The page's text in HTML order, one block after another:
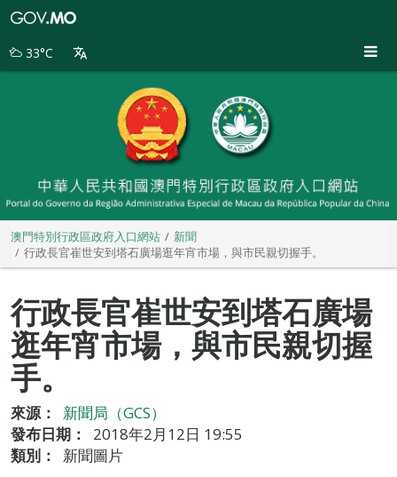
別
33°C
澳門特別行政區政府入口網站
新聞
行政長官崔世安到塔石廣場逛年宵市場，與市民親切握手。
行政長官崔世安到塔石廣場
逛年宵市場，與市民親切握
手。
來源：
新聞局（GCS）
發布日期：
2018年2月12日 19:55
類別：
新聞圖片